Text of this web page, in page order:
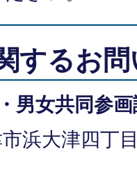
するお
男女共同参画
浜大津四丁